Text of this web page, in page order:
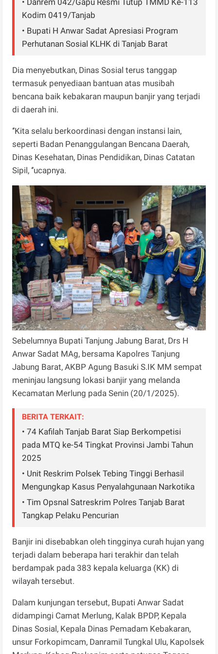
Kodim 0419/Tanjab
• Bupati H Anwar Sadat Apresiasi Program
Perhutanan Sosial KLHK di Tanjab Barat
Dia menyebutkan, Dinas Sosial terus tanggap
termasuk penyediaan bantuan atas musibah
bencana baik kebakaran maupun banjir yang terjadi
di daerah ini.
‘’Kita selalu berkoordinasi dengan instansi lain,
seperti Badan Penanggulangan Bencana Daerah,
Dinas Kesehatan, Dinas Pendidikan, Dinas Catatan
Sipil, ‘’ucapnya.
Sebelumnya Bupati Tanjung Jabung Barat, Drs H
Anwar Sadat MAg, bersama Kapolres Tanjung
Jabung Barat, AKBP Agung Basuki S.IK MM sempat
meninjau langsung lokasi banjir yang melanda
Kecamatan Merlung pada Senin (20/1/2025).
BERITA TERKAIT:
• 74 Kafilah Tanjab Barat Siap Berkompetisi
pada MTQ ke-54 Tingkat Provinsi Jambi Tahun
2025
• Unit Reskrim Polsek Tebing Tinggi Berhasil
Mengungkap Kasus Penyalahgunaan Narkotika
• Tim Opsnal Satreskrim Polres Tanjab Barat
Tangkap Pelaku Pencurian
Banjir ini disebabkan oleh tingginya curah hujan yang
terjadi dalam beberapa hari terakhir dan telah
berdampak pada 383 kepala keluarga (KK) di
wilayah tersebut.
Dalam kunjungan tersebut, Bupati Anwar Sadat
didampingi Camat Merlung, Kalak BPDP, Kepala
Dinas Sosial, Kepala Dinas Pemadam Kebakaran,
unsur Forkopimcam, Danramil Tungkal Ulu, Kapolsek